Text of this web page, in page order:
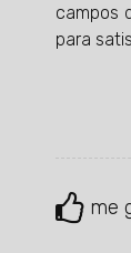
campos
para
me